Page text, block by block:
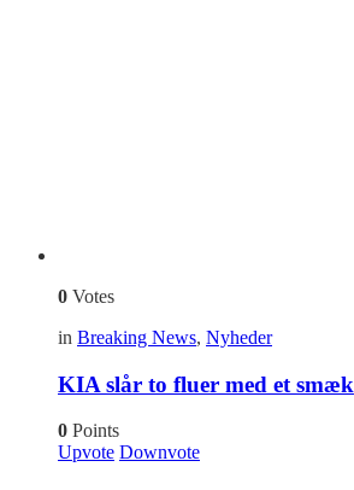
0 Votes
in Breaking News, Nyheder
KIA slår to fluer med et smæk
0 Points
Upvote Downvote